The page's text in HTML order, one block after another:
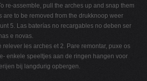
re-assemble, pull the arches up and snap them
are to be removed from the drukknoop weer
5. Las baterías no recargables no deben ser
e novas.
relever les arches et 2. Pare remontar, puxe os
enkele speeltjes aan de ringen hangen voor
bij langdurig opbergen.